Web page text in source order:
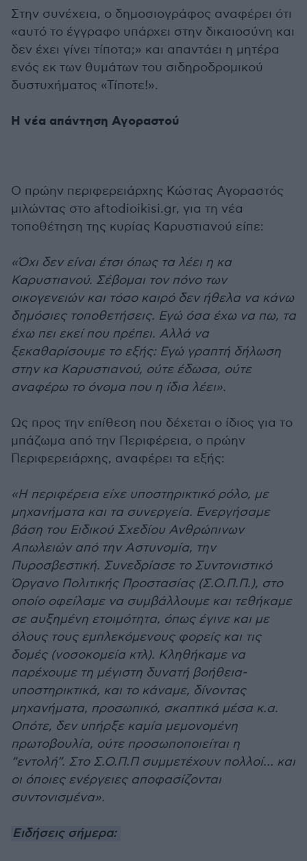
Στην συνέχεια, ο δημοσιογράφος αναφέρει ότι
«αυτό το έγγραφο υπάρχει στην δικαιοσύνη και
δεν έχει γίνει τίποτα;» και απαντάει η μητέρα
ενός εκ των θυμάτων του σιδηροδρομικού
δυστυχήματος «Τίποτε!».
Η νέα απάντηση Αγοραστού
O πρώην περιφερειάρχης Κώστας Αγοραστός
μιλώντας στο aftodioikisi.gr, για τη νέα
τοποθέτηση της κυρίας Καρυστιανού είπε:
«Όχι δεν είναι έτσι όπως τα λέει η κα
Καρυστιανού. Σέβομαι τον πόνο των
οικογενειών και τόσο καιρό δεν ήθελα να κάνω
δημόσιες τοποθετήσεις. Εγώ όσα έχω να πω, τα
έχω πει εκεί που πρέπει. Αλλά να
ξεκαθαρίσουμε το εξής: Εγώ γραπτή δήλωση
στην κα Καρυστιανού, ούτε έδωσα, ούτε
αναφέρω το όνομα που η ίδια λέει».
Ως προς την επίθεση που δέχεται ο ίδιος για το
μπάζωμα από την Περιφέρεια, ο πρώην
Περιφερειάρχης, αναφέρει τα εξής:
«Η περιφέρεια είχε υποστηρικτικό ρόλο, με
μηχανήματα και τα συνεργεία. Ενεργήσαμε
βάση του Ειδικού Σχεδίου Ανθρώπινων
Απωλειών από την Αστυνομία, την
Πυροσβεστική. Συνεδρίασε το Συντονιστικό
Όργανο Πολιτικής Προστασίας (Σ.Ο.Π.Π.), στο
οποίο οφείλαμε να συμβάλλουμε και τεθήκαμε
σε αυξημένη ετοιμότητα, όπως έγινε και με
όλους τους εμπλεκόμενους φορείς και τις
δομές (νοσοκομεία κτλ). Κληθήκαμε να
παρέχουμε τη μέγιστη δυνατή βοήθεια-
υποστηρικτικά, και το κάναμε, δίνοντας
μηχανήματα, προσωπικό, σκαπτικά μέσα κ.α.
Οπότε, δεν υπήρξε καμία μεμονομένη
πρωτοβουλία, ούτε προσωποποιείται η
“εντολή”. Στο Σ.Ο.Π.Π συμμετέχουν πολλοί… και
οι όποιες ενέργειες αποφασίζονται
συντονισμένα».
Ειδήσεις σήμερα: